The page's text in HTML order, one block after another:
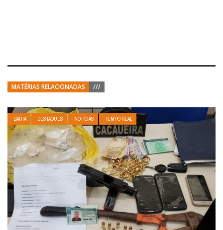
MATÉRIAS RELACIONADAS ///
BAHIA DESTAQUES NOTÍCIAS TEMPO REAL